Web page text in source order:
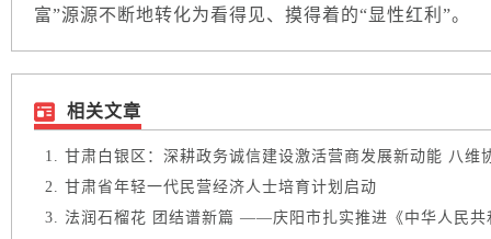
富”源源不断地转化为看得见、摸得着的“显性红利”。
相关文章
甘肃白银区：深耕政务诚信建设激活营商发展新动能 八维
甘肃省年轻一代民营经济人士培育计划启动
法润石榴花 团结谱新篇 ——庆阳市扎实推进《中华人民共